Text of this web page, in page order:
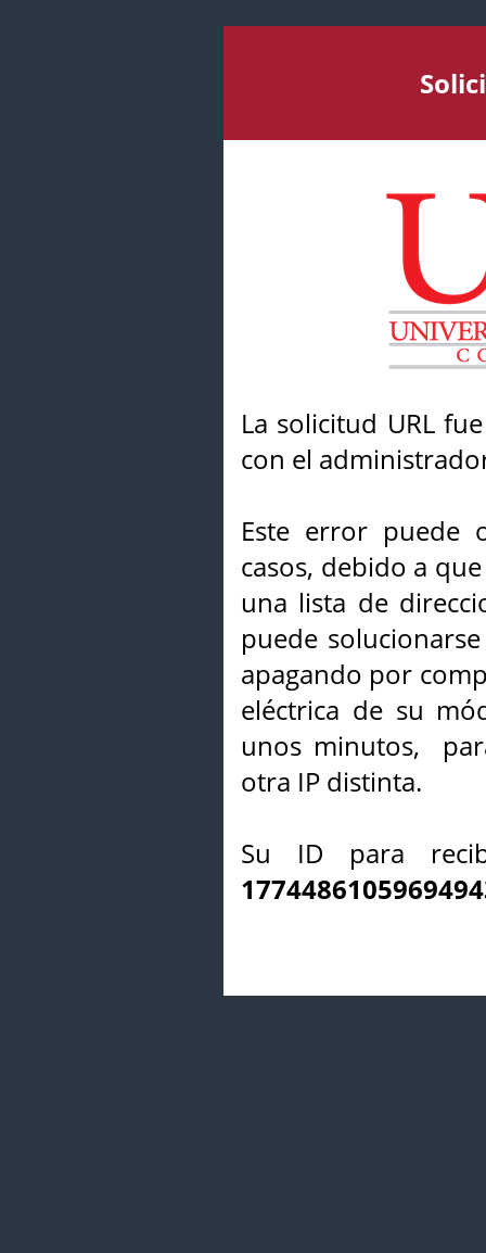
La solicitud URL
con el
Este error puede
casos, debido a
una lista de
puede
apagando por
eléctrica de su
unos minutos,
otra IP distinta.
Su ID para